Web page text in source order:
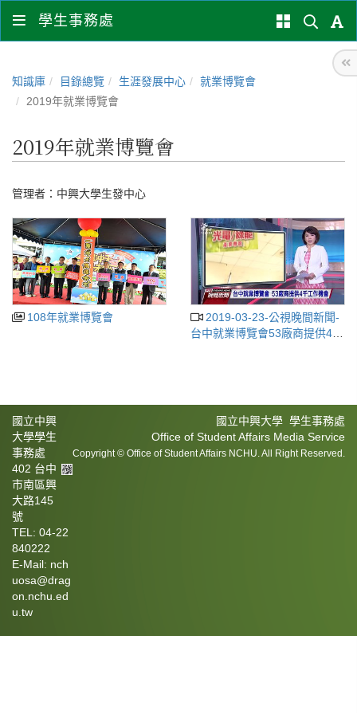
學生事務處
知識庫 目錄總覽 生涯發展中心
就業博覽會
2019年就業博覽會
2019年就業博覽會
管理者： 中興大學生發中心
108年就業博覽會
2019-03-23-公視晚間新聞-
台中就業博覽會53廠商提供4千
國立中興大學 學生事務處
Office of Student Affairs Media Service
Copyright © Office of Student Affairs NCHU. All Right Reserved.
國立中興
大學學生
事務處
402 台中
市南區興
大路145
號
TEL: 04-22
840222
E-Mail: nch
uosa@drag
on.nchu.ed
u.tw